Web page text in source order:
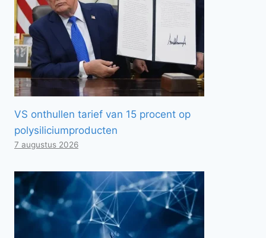
VS onthullen tarief van 15 procent op
polysiliciumproducten
7 augustus 2026